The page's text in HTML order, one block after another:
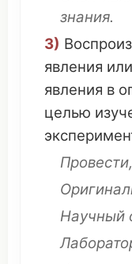
знания.
3)
явления или
явления в
целью
Провести,
Научный